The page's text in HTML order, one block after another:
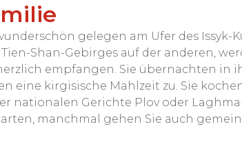
gelegen am Ufer des Issyk-
Shan-Gebirges auf der anderen,
empfangen. Sie übernachten in
eine kirgisische Mahlzeit zu. Sie
nationalen Gerichte Plov oder
manchmal gehen Sie auch